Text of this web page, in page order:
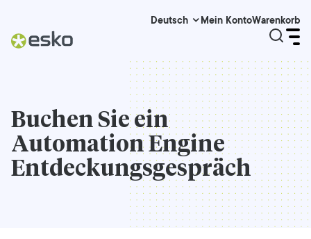
Deutsch Mein KontoWarenkorb
Buchen Sie ein
Automation Engine
Entdeckungsgespräch